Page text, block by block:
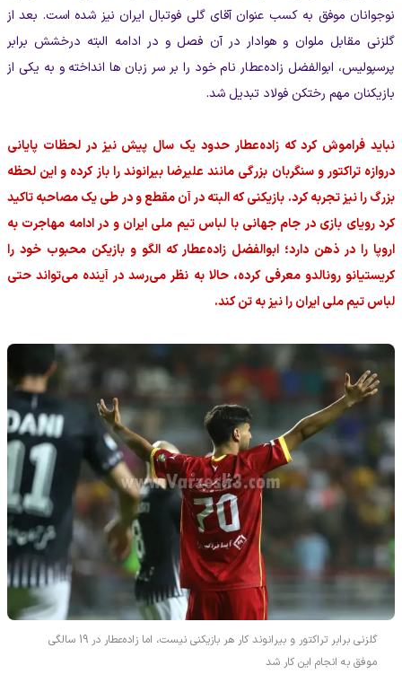
نوجوانان موفق به کسب عنوان آقای گلی فوتبال ایران نیز شده است. بعد از
گلزنی مقابل ملوان و هوادار در آن فصل و در ادامه البته درخشش برابر
پرسپولیس، ابوالفضل زاده‌عطار نام خود را بر سر زبان ها انداخته و به یکی از
بازیکنان مهم رختکن فولاد تبدیل شد.
نباید فراموش کرد که زاده‌عطار حدود یک سال پیش نیز در لحظات پایانی
دروازه تراکتور و سنگربان بزرگی مانند علیرضا بیرانوند را باز کرده و این لحظه
بزرگ را نیز تجربه کرد. بازیکنی که البته در آن مقطع و در طی یک مصاحبه تاکید
کرد رویای بازی در جام جهانی با لباس تیم ملی ایران و در ادامه مهاجرت به
اروپا را در ذهن دارد؛ ابوالفضل زاده‌عطار که الگو و بازیکن محبوب خود را
کریستیانو رونالدو معرفی کرده، حالا به نظر می‌رسد در آینده می‌تواند حتی
لباس تیم ملی ایران را نیز به تن کند.
گلزنی برابر تراکتور و بیرانوند کار هر بازیکنی نیست، اما زاده‌عطار در 19 سالگی
موفق به انجام این کار شد